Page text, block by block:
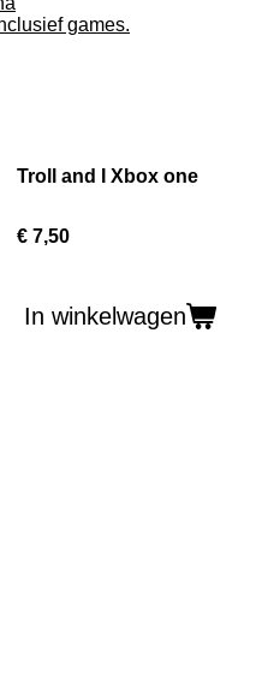
games.
Troll and I Xbox one
€ 7,50
In winkelwagen